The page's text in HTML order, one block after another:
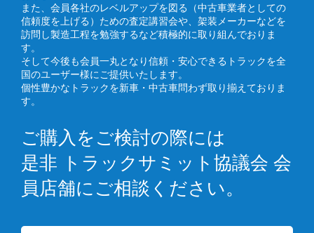
また、会員各社のレベルアップを図る（中古車業者としての
信頼度を上げる）ための査定講習会や、架装メーカーなどを
訪問し製造工程を勉強するなど積極的に取り組んでおりま
す。
そして今後も会員一丸となり信頼・安心できるトラックを全
国のユーザー様にご提供いたします。
個性豊かなトラックを新車・中古車問わず取り揃えておりま
す。
ご購入をご検討の際には
是非 トラックサミット協議会 会
員店舗にご相談ください。